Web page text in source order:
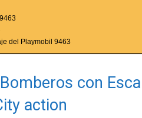
del Playmobil 9463
con
action